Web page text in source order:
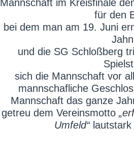
Mannschaft im Kreisfinale
für den
bei dem man am 19. Juni
und die SG Schloßberg
sich die Mannschaft vor
mannschafliche
Mannschaft das ganze
getreu dem Vereinsmotto
Umfeld“lautstark